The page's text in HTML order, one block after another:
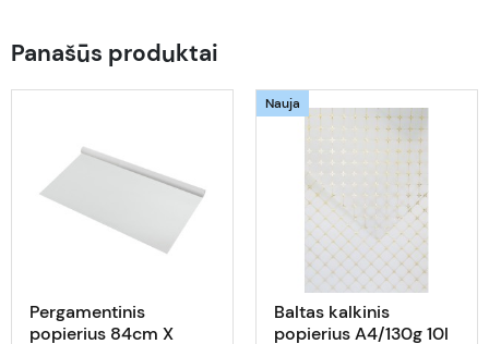
Panašūs produktai
Pergamentinis
popierius 84cm X
Nauja
Baltas kalkinis
popierius A4/130g 10l